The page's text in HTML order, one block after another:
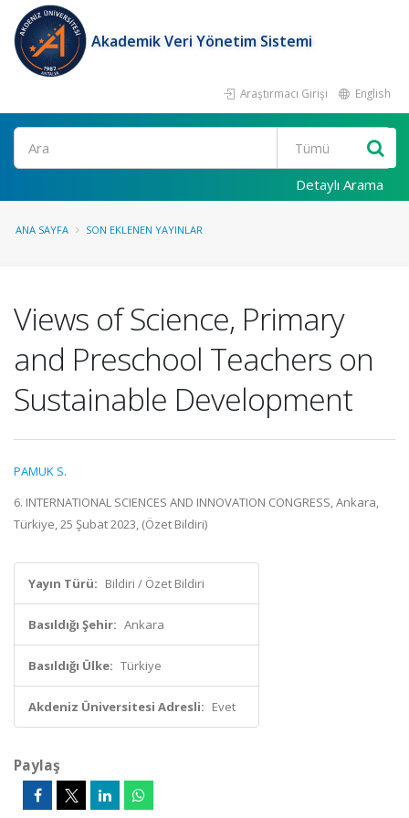
Akademik Veri Yönetim Sistemi
Araştırmacı Girişi English
Ara
Detaylı Arama
ANA SAYFA SON EKLENEN YAYINLAR
Views of Science, Primary
and Preschool Teachers on
Sustainable Development
PAMUK S.
6. INTERNATIONAL SCIENCES AND INNOVATION CONGRESS, Ankara,
Türkiye, 25 Şubat 2023, (Özet Bildiri)
Yayın Türü: Bildiri / Özet Bildiri
Basıldığı Şehir: Ankara
Basıldığı Ülke: Türkiye
Akdeniz Üniversitesi Adresli: Evet
Paylaş